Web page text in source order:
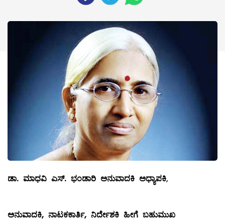
ಡಾ. ಮಾಧವಿ ಎಸ್‌. ಭಂಡಾರಿ ಅನುವಾದಕಿ ಅಧ್ಯಾಪಕಿ,
ಅನುವಾದಕಿ, ನಾಟಕಕಾರ್ತಿ, ನಿರ್ದೇಶಕಿ ಹೀಗೆ ಬಹುಮುಖ